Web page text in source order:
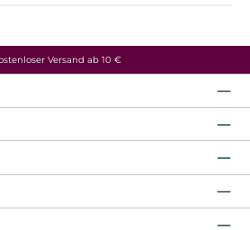
Versand ab 10 €